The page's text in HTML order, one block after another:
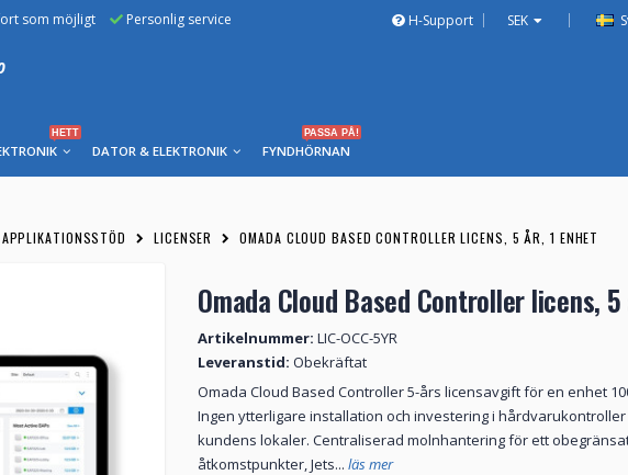
som möjligt Personlig service H-Support SEK |
HETT
DATOR & ELEKTRONIK FYNDHÖRNAN
PASSA PÅ!
APPLIKATIONSSTÖD LICENSER OMADA CLOUD BASED CONTROLLER LICENS, 5 ÅR, 1 ENHET
Omada Cloud Based Controller licens,
Artikelnummer: LIC-OCC-5YR
Leveranstid: Obekräftat
Omada Cloud Based Controller 5-års licensavgift för en enhet
Ingen ytterligare installation och investering i
kundens lokaler. Centraliserad molnhantering för ett
åtkomstpunkter, Jets... läs mer